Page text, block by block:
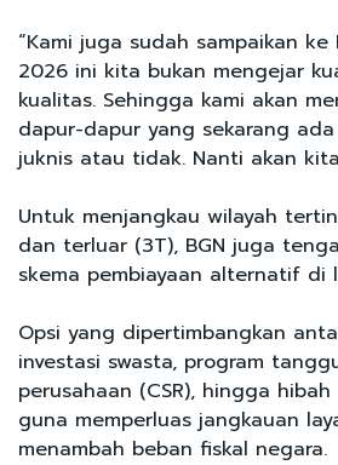
“Kami juga sudah sampaikan
2026 ini kita bukan mengejar
kualitas. Sehingga kami akan
dapur-dapur yang sekarang
juknis atau tidak. Nanti akan
Untuk menjangkau wilayah
dan terluar (3T), BGN juga
skema pembiayaan alternatif di
Opsi yang dipertimbangkan
investasi swasta, program
perusahaan (CSR), hingga
guna memperluas jangkauan
menambah beban fiskal negara.